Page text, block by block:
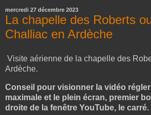
mercredi 27 décembre 2023
La chapelle des Roberts
Challiac en Ardèche
Visite aérienne de la chapelle des
Ardèche.
Conseil pour visionner la vidéo
maximale et le plein écran, premier
droite de la fenêtre YouTube, le carré.